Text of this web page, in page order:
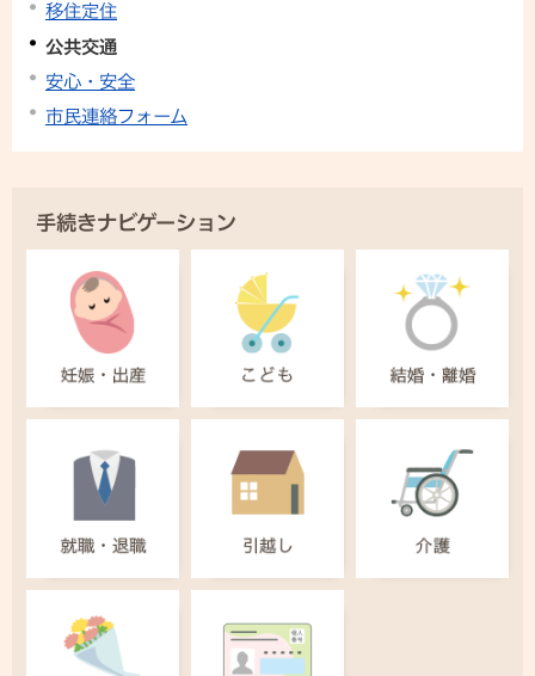
移住定住
公共交通
安心・安全
市民連絡フォーム
手続きナビゲーション